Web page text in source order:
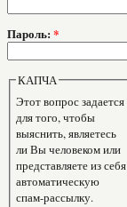
Пароль: *
КАПЧА
Этот вопрос задается
для того, чтобы
выяснить, являетесь
ли Вы человеком или
представляете из себя
автоматическую
спам-рассылку.